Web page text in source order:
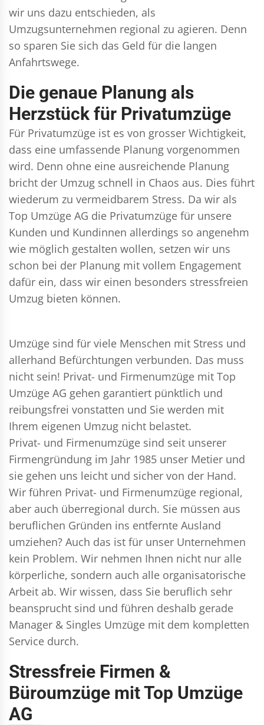
wir uns dazu entschieden, als
Umzugsunternehmen regional zu agieren. Denn
so sparen Sie sich das Geld für die langen
Anfahrtswege.
Die genaue Planung als
Herzstück für Privatumzüge
Für Privatumzüge ist es von grosser Wichtigkeit,
dass eine umfassende Planung vorgenommen
wird. Denn ohne eine ausreichende Planung
bricht der Umzug schnell in Chaos aus. Dies führt
wiederum zu vermeidbarem Stress. Da wir als
Top Umzüge AG die Privatumzüge für unsere
Kunden und Kundinnen allerdings so angenehm
wie möglich gestalten wollen, setzen wir uns
schon bei der Planung mit vollem Engagement
dafür ein, dass wir einen besonders stressfreien
Umzug bieten können.
Umzüge sind für viele Menschen mit Stress und
allerhand Befürchtungen verbunden. Das muss
nicht sein! Privat- und Firmenumzüge mit Top
Umzüge AG gehen garantiert pünktlich und
reibungsfrei vonstatten und Sie werden mit
Ihrem eigenen Umzug nicht belastet.
Privat- und Firmenumzüge sind seit unserer
Firmengründung im Jahr 1985 unser Metier und
sie gehen uns leicht und sicher von der Hand.
Wir führen Privat- und Firmenumzüge regional,
aber auch überregional durch. Sie müssen aus
beruflichen Gründen ins entfernte Ausland
umziehen? Auch das ist für unser Unternehmen
kein Problem. Wir nehmen Ihnen nicht nur alle
körperliche, sondern auch alle organisatorische
Arbeit ab. Wir wissen, dass Sie beruflich sehr
beansprucht sind und führen deshalb gerade
Manager & Singles Umzüge mit dem kompletten
Service durch.
Stressfreie Firmen &
Büroumzüge mit Top Umzüge
AG